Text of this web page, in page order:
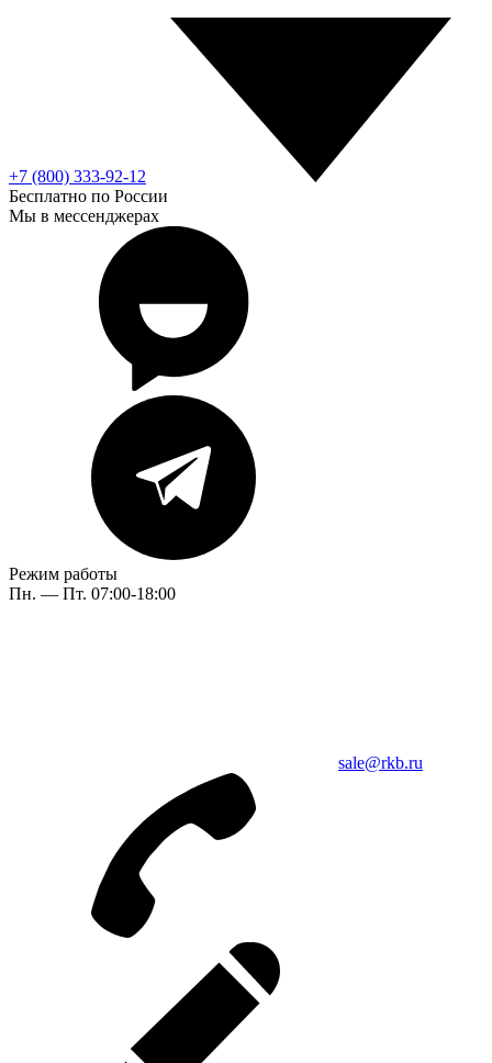
+7 (800) 333-92-12
Бесплатно по России
Мы в мессенджерах
Режим работы
Пн. — Пт. 07:00-18:00
sale@rkb.ru